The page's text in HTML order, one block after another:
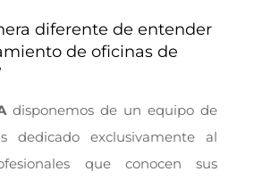
diferente de entender
de oficinas de
disponemos de un equipo de
dedicado exclusivamente al
que conocen sus